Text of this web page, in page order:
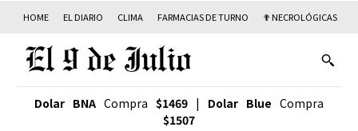
HOME EL DIARIO CLIMA FARMACIAS DE TURNO ✟ NECROLÓGICAS
Dolar BNA Compra $1469 | Dolar Blue Compra
$1507